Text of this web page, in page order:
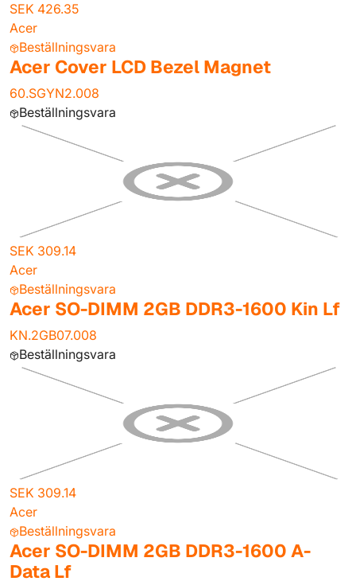
SEK 426.35
Acer
Beställningsvara
Acer Cover LCD Bezel Magnet
60.SGYN2.008
Beställningsvara
SEK 309.14
Acer
Beställningsvara
Acer SO-DIMM 2GB DDR3-1600 Kin Lf
KN.2GB07.008
Beställningsvara
SEK 309.14
Acer
Beställningsvara
Acer SO-DIMM 2GB DDR3-1600 A-
Data Lf